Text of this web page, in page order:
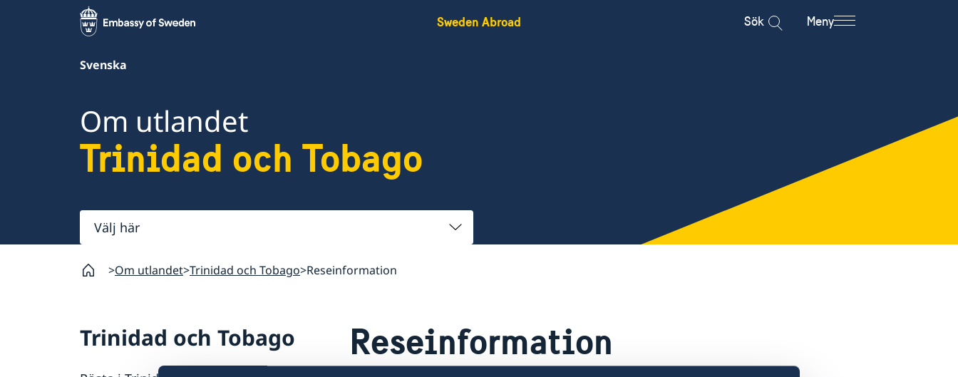
Sweden Abroad Sök Meny
Svenska
Om utlandet
Trinidad och Tobago
Välj
här
Om utlandet Trinidad och Tobago Reseinformation
Trinidad och Tobago Reseinformation